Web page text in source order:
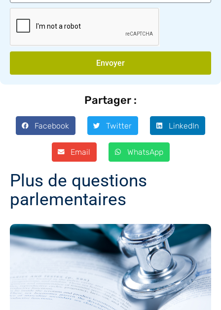
Envoyer
Partager :
Facebook Twitter LinkedIn
Email WhatsApp
Plus de questions
parlementaires